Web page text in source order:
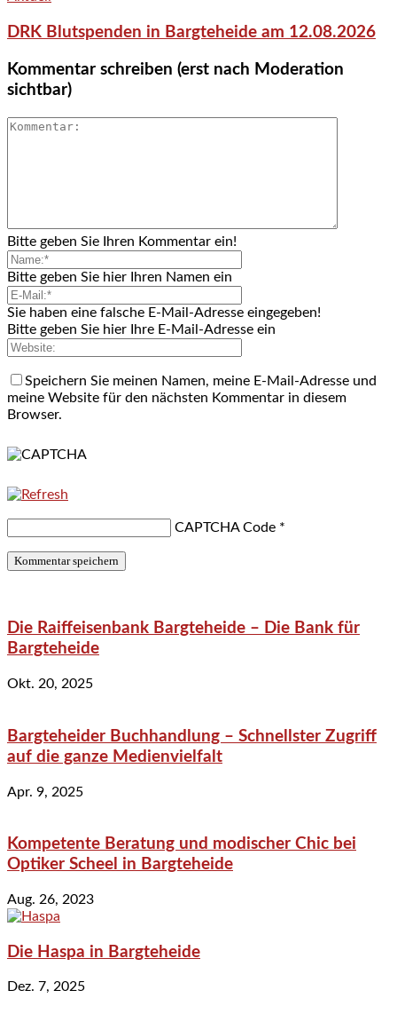
DRK Blutspenden in Bargteheide am 12.08.2026
Kommentar schreiben (erst nach Moderation
sichtbar)
Bitte geben Sie Ihren Kommentar ein!
Bitte geben Sie hier Ihren Namen ein
Sie haben eine falsche E-Mail-Adresse eingegeben!
Bitte geben Sie hier Ihre E-Mail-Adresse ein
Speichern Sie meinen Namen, meine E-Mail-Adresse und
meine Website für den nächsten Kommentar in diesem
Browser.
CAPTCHA Code *
Die Raiffeisenbank Bargteheide – Die Bank für
Bargteheide
Okt. 20, 2025
Bargteheider Buchhandlung – Schnellster Zugriff
auf die ganze Medienvielfalt
Apr. 9, 2025
Kompetente Beratung und modischer Chic bei
Optiker Scheel in Bargteheide
Aug. 26, 2023
Die Haspa in Bargteheide
Dez. 7, 2025